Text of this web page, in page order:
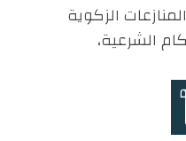
الزكوية
الشرعية،